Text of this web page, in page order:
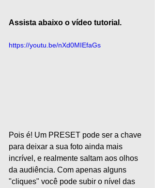
Assista abaixo o vídeo tutorial.
https://youtu.be/nXd0MIEfaGs
Pois é! Um PRESET pode ser a chave
para deixar a sua foto ainda mais
incrível, e realmente saltam aos olhos
da audiência. Com apenas alguns
"cliques" você pode subir o nível das